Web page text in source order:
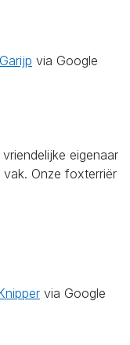
via Google
eigenaar
Onze foxterriër
via Google